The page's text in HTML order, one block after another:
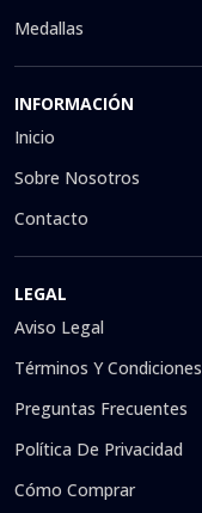
Medallas
INFORMACIÓN
Inicio
Sobre Nosotros
Contacto
LEGAL
Aviso Legal
Términos Y Condiciones
Preguntas Frecuentes
Política De Privacidad
Cómo Comprar